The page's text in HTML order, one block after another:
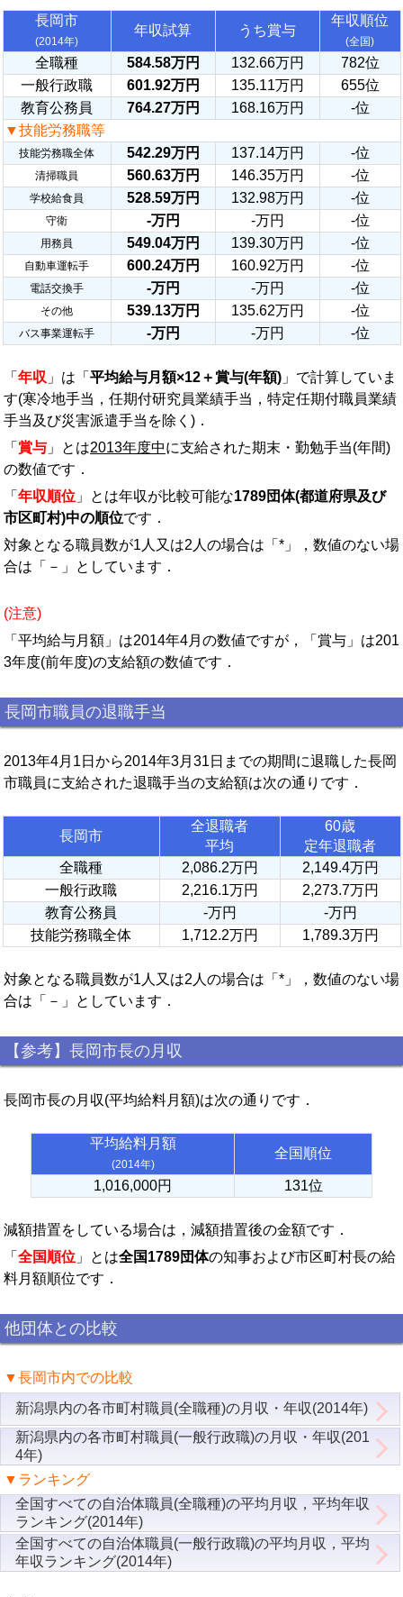
長岡市
(2014年)
年収試算 うち賞与
年収順位
(全国)
全職種 584.58万円 132.66万円
782位
一般行政職
601.92万円 135.11万円
655位
教育公務員
764.27万円 168.16万円
-位
▼技能労務職等
技能労務職全体 542.29万円 137.14万円 -位
清掃職員 560.63万円 146.35万円 -位
学校給食員 528.59万円 132.98万円 -位
守衛 -万円 -万円 -位
用務員 549.04万円 139.30万円 -位
自動車運転手 600.24万円 160.92万円 -位
電話交換手 -万円 -万円 -位
その他 539.13万円 135.62万円 -位
バス事業運転手 -万円 -万円 -位
「 年収 」は「 平均給与月額×12＋賞与(年額) 」で計算していま
す(寒冷地手当，任期付研究員業績手当，特定任期付職員業績
手当及び災害派遣手当を除く)．
「 賞与 」とは2013年度中に支給された期末・勤勉手当(年間)
の数値です．
「 年収順位 」とは年収が比較可能な1789団体(都道府県及び
市区町村)中の順位です．
対象となる職員数が1人又は2人の場合は「*」，数値のない場
合は「－」としています．
(注意)
「平均給与月額」は2014年4月の数値ですが，「賞与」は201
3年度(前年度)の支給額の数値です．
長岡市職員の退職手当
2013年4月1日から2014年3月31日までの期間に退職した長岡
市職員に支給された退職手当の支給額は次の通りです．
長岡市
全退職者
平均
60歳
定年退職者
全職種
2,086.2万円
2,149.4万円
一般行政職
2,216.1万円
2,273.7万円
教育公務員
-万円
-万円
技能労務職全体
1,712.2万円 1,789.3万円
対象となる職員数が1人又は2人の場合は「*」，数値のない場
合は「－」としています．
【参考】長岡市長の月収
長岡市長の月収(平均給料月額)は次の通りです．
平均給料月額
(2014年)
全国順位
1,016,000円 131位
減額措置をしている場合は，減額措置後の金額です．
「 全国順位 」とは全国1789団体の知事および市区町村長の給
料月額順位です．
他団体との比較
▼長岡市内での比較
新潟県内の各市町村職員(全職種)の月収・年収(2014年)
新潟県内の各市町村職員(一般行政職)の月収・年収(201
4年)
▼ランキング
全国すべての自治体職員(全職種)の平均月収，平均年収
ランキング(2014年)
全国すべての自治体職員(一般行政職)の平均月収，平均
年収ランキング(2014年)